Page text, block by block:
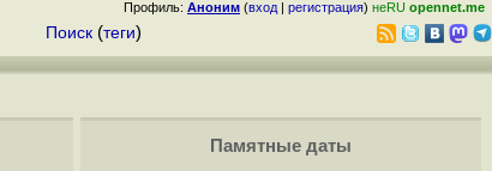
Профиль: Аноним (вход | регистрация) неRU opennet.me
Поиск (теги)
Памятные даты